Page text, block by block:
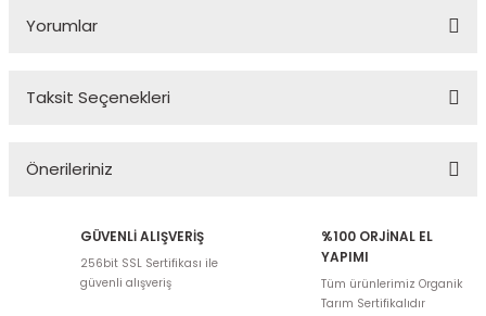
Yorumlar
Taksit Seçenekleri
Önerileriniz
Bu ürünün fiyat bilgisi, resim, ürün açıklamalarında ve diğer
konularda yetersiz gördüğünüz noktaları öneri formunu kullanarak
tarafımıza iletebilirsiniz.
Görüş ve önerileriniz için teşekkür ederiz.
GÜVENLİ ALIŞVERİŞ
256bit SSL Sertifikası ile
güvenli alışveriş
%100 ORJİNAL EL
YAPIMI
Tüm ürünlerimiz Organik
Tarım Sertifikalıdır